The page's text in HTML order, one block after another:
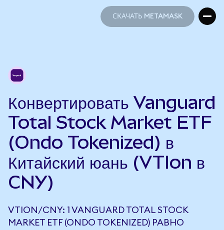
СКАЧАТЬ METAMASK
Конвертировать Vanguard
Total Stock Market ETF
(Ondo Tokenized) в
Китайский юань (VTIon в
CNY)
VTION/CNY: 1 VANGUARD TOTAL STOCK
MARKET ETF (ONDO TOKENIZED) РАВНО